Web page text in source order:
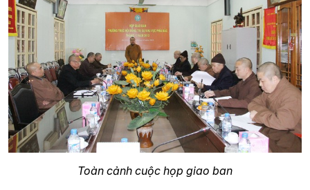
Toàn cảnh cuộc họp giao ban